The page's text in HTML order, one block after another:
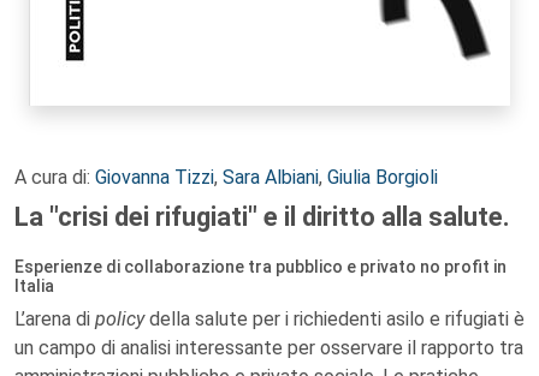
A cura di: Giovanna Tizzi, Sara Albiani, Giulia Borgioli
La "crisi dei rifugiati" e il diritto alla salute.
Esperienze di collaborazione tra pubblico e privato no profit in
Italia
L’arena di policydella salute per i richiedenti asilo e rifugiati è
un campo di analisi interessante per osservare il rapporto tra